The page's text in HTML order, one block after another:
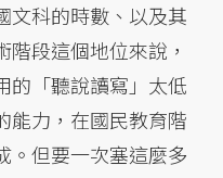
文科的時數、以及其
段這個地位來說，
的「聽說讀寫」太低
能力，在國民教育階
。但要一次塞這麼多